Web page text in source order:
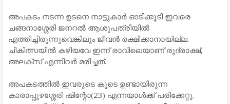
അപകടം നടന്ന ഉടനെ നാട്ടുകാര്‍ ഓടിക്കൂടി ഇവരെ
ചങ്ങനാശ്ശേരി ജനറല്‍ ആശുപത്രിയില്‍
എത്തിച്ചിരുന്നുവെങ്കിലും ജീവന്‍ രക്ഷിക്കാനായില്ല.
ചികിത്സയില്‍ കഴിയവേ ഇന്ന് രാവിലെയാണ് രുദ്രാക്ഷ്,
അലക്സ് എന്നിവര്‍ മരിച്ചത്.
അപകടത്തില്‍ ഇവരുടെ കൂടെ ഉണ്ടായിരുന്ന
കാരാപ്പുഴശ്ശേരി ഷിന്റോ(23) എന്നയാള്‍ക്ക് പരിക്കേറ്റു.